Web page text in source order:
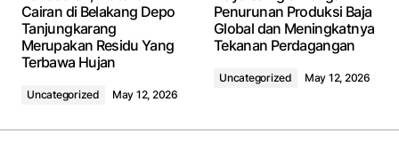
Cairan di Belakang Depo
Tanjungkarang
Merupakan Residu Yang
Terbawa Hujan
Uncategorized May 12, 2026
Penurunan Produksi Baja
Global dan Meningkatnya
Tekanan Perdagangan
Uncategorized May 12, 2026